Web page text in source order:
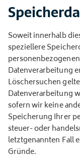
Soweit innerhalb
speziellere
Datenverarbeitung
Löschersuchen
Datenverarbeitung
sofern wir keine
Speicherung Ihrer
steuer- oder
letztgenannten Fall
Gründe.